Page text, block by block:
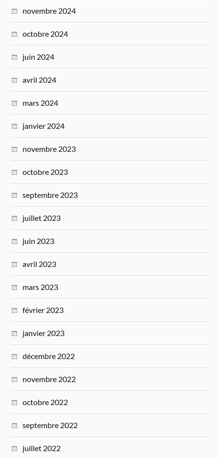
novembre 2024
octobre 2024
juin 2024
avril 2024
mars 2024
janvier 2024
novembre 2023
octobre 2023
septembre 2023
juillet 2023
juin 2023
avril 2023
mars 2023
février 2023
janvier 2023
décembre 2022
novembre 2022
octobre 2022
septembre 2022
juillet 2022